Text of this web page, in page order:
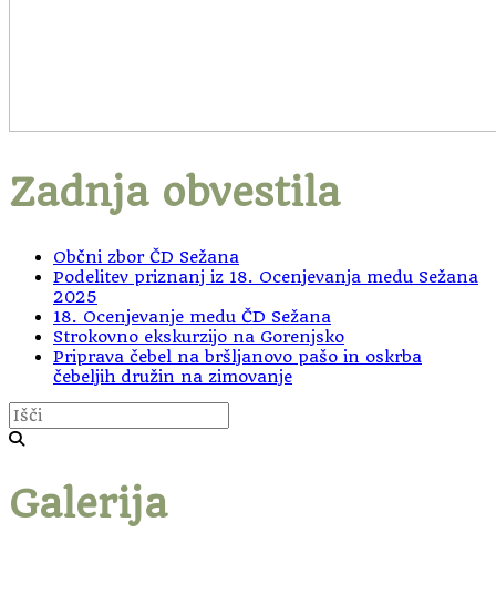
Zadnja obvestila
Občni zbor ČD Sežana
Podelitev priznanj iz 18. Ocenjevanja medu Sežana
2025
18. Ocenjevanje medu ČD Sežana
Strokovno ekskurzijo na Gorenjsko
Priprava čebel na bršljanovo pašo in oskrba
čebeljih družin na zimovanje
Galerija